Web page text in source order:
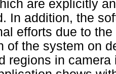
are explicitly
In addition, the
efforts due to
of the system on
regions in